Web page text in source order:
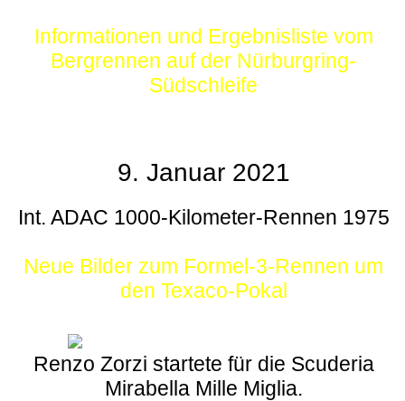
Informationen und Ergebnisliste vom
Bergrennen auf der Nürburgring-
Südschleife
9. Januar 2021
Int. ADAC 1000-Kilometer-Rennen 1975
Neue Bilder zum Formel-3-Rennen um
den Texaco-Pokal
Renzo Zorzi startete für die Scuderia
Mirabella Mille Miglia.